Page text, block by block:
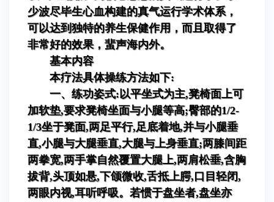
少波尽毕生心血构建的真气运行学术体系，
可以达到独特的养生保健作用，而且取得了
非常好的效果，蜚声海内外。
基本内容
本疗法具体操练方法如下:
一、练功姿式:以平坐式为主,凳椅面上可
加软垫,要求凳椅坐面与小腿等高;臀部的1/2-
1/3坐于凳面,两足平行,足底着地,并与小腿垂
直,小腿与大腿垂直,大腿与上身垂直;两膝间距
两拳宽,两手掌自然覆置大腿上,两肩松垂,含胸
拔背,头顶如悬,下颌微收,舌抵上腭,口目轻闭,
两眼内视,耳听呼吸。若惯于盘坐者,盘坐亦